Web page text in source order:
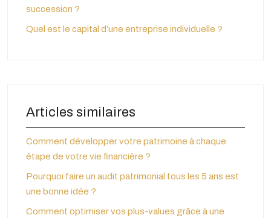
succession ?
Quel est le capital d’une entreprise individuelle ?
Articles similaires
Comment développer votre patrimoine à chaque
étape de votre vie financière ?
Pourquoi faire un audit patrimonial tous les 5 ans est
une bonne idée ?
Comment optimiser vos plus-values grâce à une